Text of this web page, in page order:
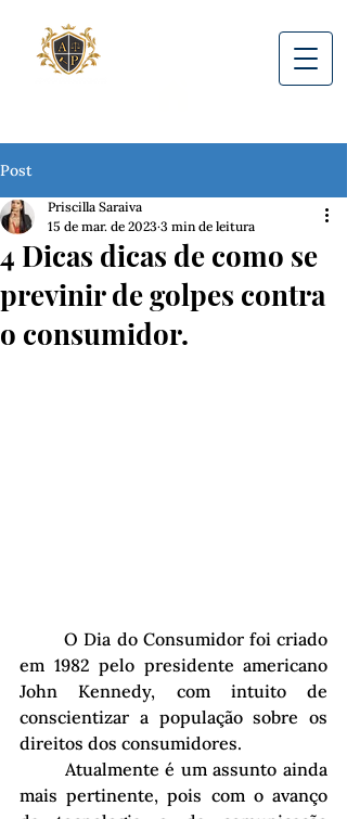
Post
4 Dicas dicas de como se
previnir de golpes contra
o consumidor.
Priscilla Saraiva
15 de mar. de 2023 3 min de leitura
	O Dia do Consumidor foi criado
em 1982 pelo presidente americano
John Kennedy, com intuito de
conscientizar a população sobre os
direitos dos consumidores.
mais pertinente, pois com o avanço